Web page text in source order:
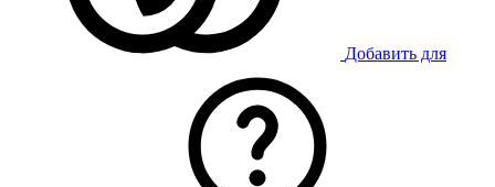
Добавить для